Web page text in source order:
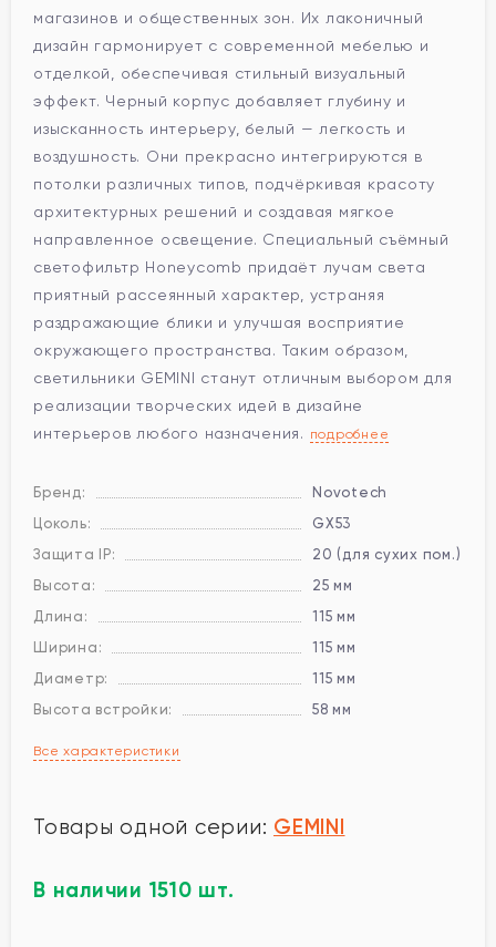
магазинов и общественных зон. Их лаконичный
дизайн гармонирует с современной мебелью и
отделкой, обеспечивая стильный визуальный
эффект. Черный корпус добавляет глубину и
изысканность интерьеру, белый — легкость и
воздушность. Они прекрасно интегрируются в
потолки различных типов, подчёркивая красоту
архитектурных решений и создавая мягкое
направленное освещение. Специальный съёмный
светофильтр Honeycomb придаёт лучам света
приятный рассеянный характер, устраняя
раздражающие блики и улучшая восприятие
окружающего пространства. Таким образом,
светильники GEMINI станут отличным выбором для
реализации творческих идей в дизайне
интерьеров любого назначения. подробнее
Бренд:
Novotech
Цоколь:
GX53
Защита IP:
20 (для сухих пом.)
Высота:
25 мм
Длина:
115 мм
Ширина:
115 мм
Диаметр:
115 мм
Высота встройки:
58 мм
Все характеристики
Товары одной серии: GEMINI
В наличии 1510 шт.